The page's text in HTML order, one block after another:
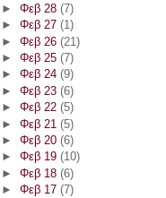
► Φεβ 28 (7)
► Φεβ 27 (1)
► Φεβ 26 (21)
► Φεβ 25 (7)
► Φεβ 24 (9)
► Φεβ 23 (6)
► Φεβ 22 (5)
► Φεβ 21 (5)
► Φεβ 20 (6)
► Φεβ 19 (10)
► Φεβ 18 (6)
► Φεβ 17 (7)